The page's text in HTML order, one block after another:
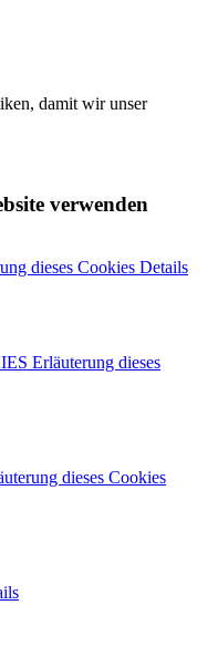
damit wir unser
verwenden
dieses Cookies Details
Erläuterung dieses
dieses Cookies